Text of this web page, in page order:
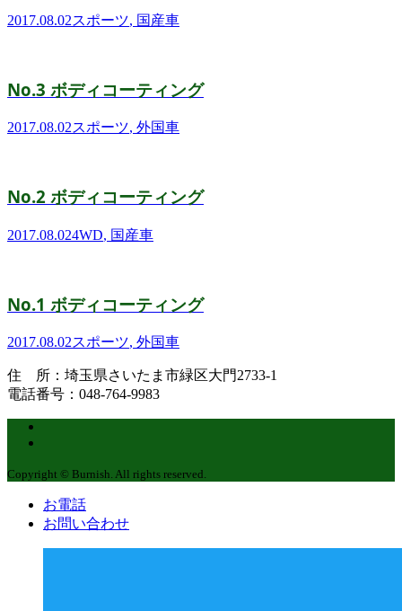
2017.08.02スポーツ, 国産車
No.3 ボディコーティング
2017.08.02スポーツ, 外国車
No.2 ボディコーティング
2017.08.024WD, 国産車
No.1 ボディコーティング
2017.08.02スポーツ, 外国車
住 所：埼玉県さいたま市緑区大門2733-1
電話番号：048-764-9983
Copyright © Burnish. All rights reserved.
お電話
お問い合わせ